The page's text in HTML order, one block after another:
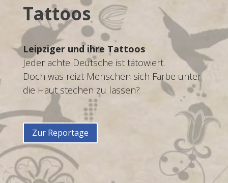
Tattoos
Leipziger und ihre Tattoos
Jeder achte Deutsche ist tätowiert.
Doch was reizt Menschen sich Farbe unter
die Haut stechen zu lassen?
Zur Reportage